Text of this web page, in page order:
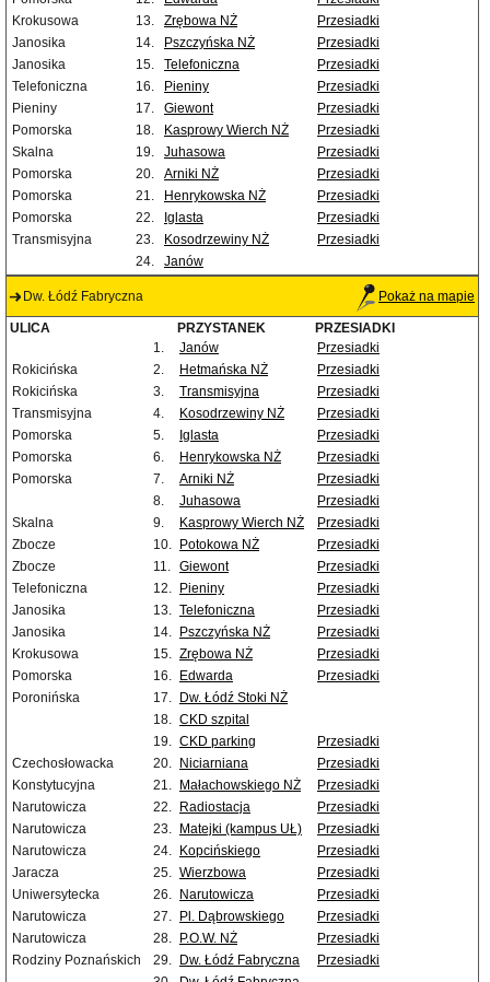
Krokusowa
13. Zrębowa NŻ
Przesiadki
Janosika
14. Pszczyńska NŻ
Przesiadki
Janosika
15. Telefoniczna
Przesiadki
Telefoniczna
16. Pieniny
Przesiadki
Pieniny
17. Giewont
Przesiadki
Pomorska
18. Kasprowy Wierch NŻ
Przesiadki
Skalna
19. Juhasowa
Przesiadki
Pomorska
20. Arniki NŻ
Przesiadki
Pomorska
21. Henrykowska NŻ
Przesiadki
Pomorska
22. Iglasta
Przesiadki
Transmisyjna
23. Kosodrzewiny NŻ
Przesiadki
24.
Janów
Dw. Łódź Fabryczna Pokaż na mapie
ULICA PRZYSTANEK
PRZESIADKI
1.
Janów
Przesiadki
Rokicińska
2. Hetmańska NŻ
Przesiadki
Rokicińska
3. Transmisyjna
Przesiadki
Transmisyjna
4. Kosodrzewiny NŻ
Przesiadki
Pomorska
5. Iglasta
Przesiadki
Pomorska
6. Henrykowska NŻ
Przesiadki
Pomorska
7. Arniki NŻ
Przesiadki
8.
Juhasowa
Przesiadki
Skalna
9. Kasprowy Wierch NŻ
Przesiadki
Zbocze
10. Potokowa NŻ
Przesiadki
Zbocze
11. Giewont
Przesiadki
Telefoniczna
12. Pieniny
Przesiadki
Janosika
13. Telefoniczna
Przesiadki
Janosika
14. Pszczyńska NŻ
Przesiadki
Krokusowa
15. Zrębowa NŻ
Przesiadki
Pomorska
16. Edwarda
Przesiadki
Poronińska
17.
Dw. Łódź Stoki NŻ
18. CKD szpital
19. CKD parking
Przesiadki
Czechosłowacka
20. Niciarniana
Przesiadki
Konstytucyjna
21. Małachowskiego NŻ
Przesiadki
Narutowicza
22. Radiostacja
Przesiadki
Narutowicza
23. Matejki (kampus UŁ)
Przesiadki
Narutowicza
24. Kopcińskiego
Przesiadki
Jaracza
25. Wierzbowa
Przesiadki
Uniwersytecka
26. Narutowicza
Przesiadki
Narutowicza
27. Pl. Dąbrowskiego
Przesiadki
Narutowicza
28. P.O.W. NŻ
Przesiadki
Rodziny Poznańskich
29. Dw. Łódź Fabryczna
Przesiadki